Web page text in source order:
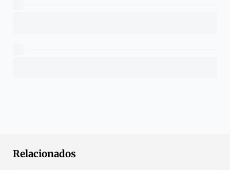
Relacionados